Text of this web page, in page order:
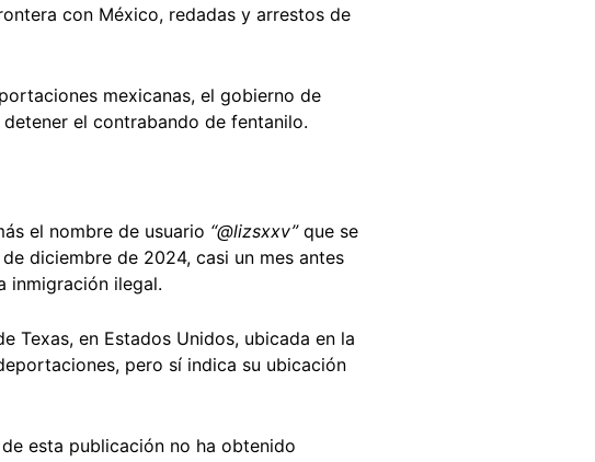
con México, redadas y arrestos de
mexicanas, el gobierno de
el contrabando de fentanilo.
el nombre de usuario “@lizsxxv”que se
diciembre de 2024, casi un mes antes
inmigración ilegal.
Texas, en Estados Unidos, ubicada en la
pero sí indica su ubicación
esta publicación no ha obtenido